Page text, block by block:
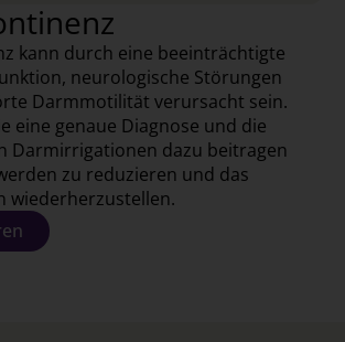
kann durch eine beeinträchtigte
neurologische Störungen
Darmmotilität verursacht sein.
eine genaue Diagnose und die
Darmirrigationen dazu beitragen
zu reduzieren und das
wiederherzustellen.